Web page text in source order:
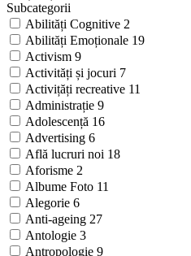
Subcategorii
Abilități Cognitive 2
Abilități Emoționale 19
Activism 9
Activități și jocuri 7
Activițăți recreative 11
Administrație 9
Adolescență 16
Advertising 6
Află lucruri noi 18
Aforisme 2
Albume Foto 11
Alegorie 6
Anti-ageing 27
Antologie 3
Antropologie 9